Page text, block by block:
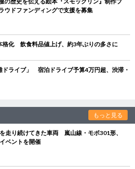
ウドファンディングで支援を募集
格化 飲食料品値上げ、約3年ぶりの多さに
ドライブ」 宿泊ドライブ予算4万円超、渋滞・
もっと見る
走り続けてきた車両 嵐山線・モボ301形、
ベントを開催